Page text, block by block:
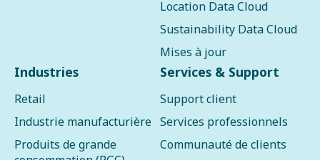
Location Data Cloud
Sustainability Data Cloud
Mises à jour
Industries
Retail
Industrie manufacturière
Produits de grande
Services & Support
Support client
Services professionnels
Communauté de clients